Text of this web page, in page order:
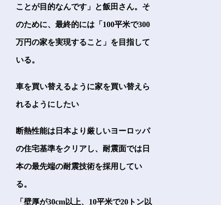
ことが目的なんです」と飯田さん。そ
のために、最終的には「100平米で300
万円の家を実現すること」を目指して
いる。
車を買い替えるように家を買い替えら
れるようにしたい
断熱性能は日本より厳しいヨーロッパ
の住宅基準をクリアし、耐震面では日
本の最先端の耐震技術を採用してい
る。
「壁厚が30cm以上、10平米で20トン以